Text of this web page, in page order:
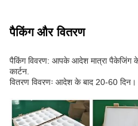
पैकिंग और वितरण
पैकिंग विवरण: आपके आदेश मात्रा पैकेजिंग
कार्टन.
वितरण विवरणः आदेश के बाद 20-60 दिन।